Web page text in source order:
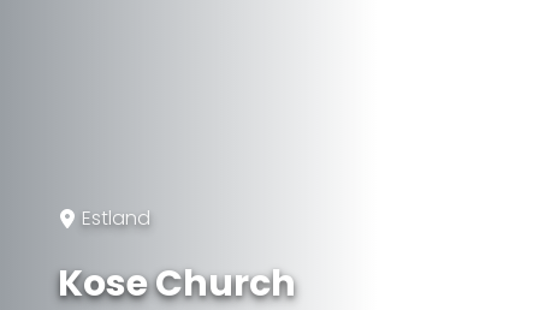
Estland
Kose Church